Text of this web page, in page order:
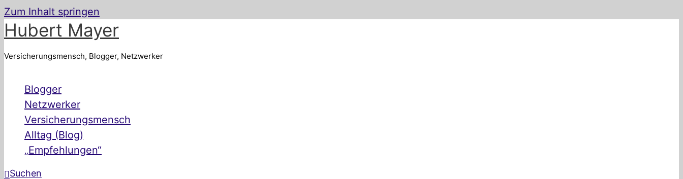
Zum Inhalt springen
Hubert Mayer
Versicherungsmensch, Blogger, Netzwerker
Blogger
Netzwerker
Versicherungsmensch
Alltag (Blog)
„Empfehlungen“
Suchen